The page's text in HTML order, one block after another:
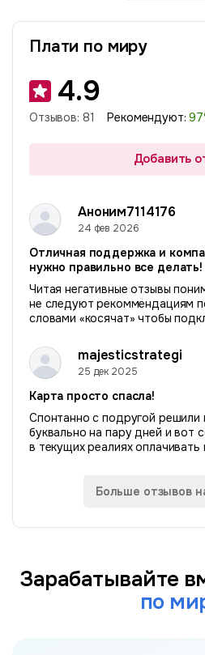
Плати по миру
4.9
Отзывов: 81 Рекомендуют:97
Добавить
Аноним7114176
24 фев 2026
Отличная поддержка и
нужно правильно все делать!
Читая негативные отзывы
не следуют рекоммендациям
словами «косячат» чтобы
«счастье». Расскажу свою
рубежом...majesticstrategi
25 дек 2025
Карта просто спасла!
Спонтанно с подругой решили
буквально на пару дней и вот
в текущих реалиях
Больше отзывов
Зарабатывайте
по